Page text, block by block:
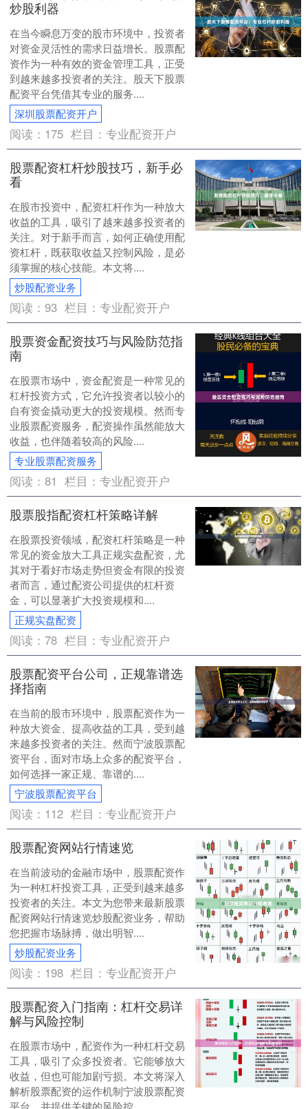
炒股利器
在当今瞬息万变的股市环境中，投资者
对资金灵活性的需求日益增长。股票配
资作为一种有效的资金管理工具，正受
到越来越多投资者的关注。股天下股票
配资平台凭借其专业的服务....
深圳股票配资开户
阅读： 175 栏目：专业配资开户
股票配资杠杆炒股技巧，新手必
看
在股市投资中，配资杠杆作为一种放大
收益的工具，吸引了越来越多投资者的
关注。对于新手而言，如何正确使用配
资杠杆，既获取收益又控制风险，是必
须掌握的核心技能。本文将....
炒股配资业务
阅读：93 栏目：专业配资开户
股票资金配资技巧与风险防范指
南
在股票市场中，资金配资是一种常见的
杠杆投资方式，它允许投资者以较小的
自有资金撬动更大的投资规模。然而专
业股票配资服务，配资操作虽然能放大
收益，也伴随着较高的风险....
专业股票配资服务
阅读：81 栏目：专业配资开户
股票股指配资杠杆策略详解
在股票投资领域，配资杠杆策略是一种
常见的资金放大工具正规实盘配资，尤
其对于看好市场走势但资金有限的投资
者而言，通过配资公司提供的杠杆资
金，可以显著扩大投资规模和....
正规实盘配资
阅读：78 栏目：专业配资开户
股票配资平台公司，正规靠谱选
择指南
在当前的股市环境中，股票配资作为一
种放大资金、提高收益的工具，受到越
来越多投资者的关注。然而宁波股票配
资平台，面对市场上众多的配资平台，
如何选择一家正规、靠谱的....
宁波股票配资平台
阅读： 112 栏目：专业配资开户
股票配资网站行情速览
在当前波动的金融市场中，股票配资作
为一种杠杆投资工具，正受到越来越多
投资者的关注。本文为您带来最新股票
配资网站行情速览炒股配资业务，帮助
您把握市场脉搏，做出明智....
炒股配资业务
阅读： 198 栏目：专业配资开户
股票配资入门指南：杠杆交易详
解与风险控制
在股票市场中，配资作为一种杠杆交易
工具，吸引了众多投资者。它能够放大
收益，但也可能加剧亏损。本文将深入
解析股票配资的运作机制宁波股票配资
平台，并提供关键的风险控....